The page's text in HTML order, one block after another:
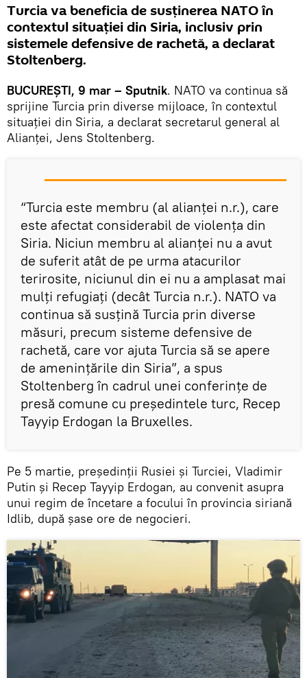
Turcia va beneficia de susținerea NATO în
contextul situației din Siria, inclusiv prin
sistemele defensive de rachetă, a declarat
Stoltenberg.
BUCUREȘTI, 9 mar – Sputnik. NATO va continua să
sprijine Turcia prin diverse mijloace, în contextul
situației din Siria, a declarat secretarul general al
Alianței, Jens Stoltenberg.
“Turcia este membru (al alianței n.r.), care
este afectat considerabil de violența din
Siria. Niciun membru al alianței nu a avut
de suferit atât de pe urma atacurilor
terirosite, niciunul din ei nu a amplasat mai
mulți refugiați (decât Turcia n.r.). NATO va
continua să susțină Turcia prin diverse
măsuri, precum sisteme defensive de
rachetă, care vor ajuta Turcia să se apere
de amenințările din Siria”, a spus
Stoltenberg în cadrul unei conferințe de
presă comune cu președintele turc, Recep
Tayyip Erdogan la Bruxelles.
Pe 5 martie, președinții Rusiei și Turciei, Vladimir
Putin și Recep Tayyip Erdogan, au convenit asupra
unui regim de încetare a focului în provincia siriană
Idlib, după șase ore de negocieri.